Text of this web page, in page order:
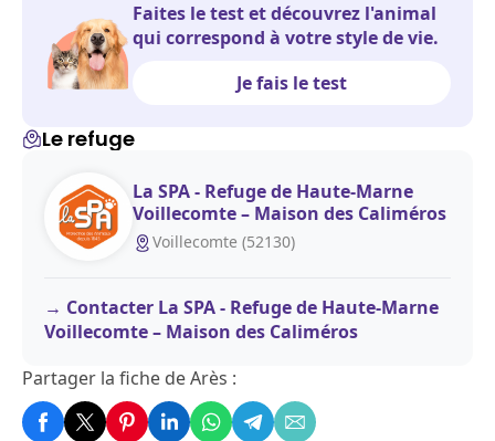
Faites le test et découvrez l'animal
qui correspond à votre style de vie.
Je fais le test
Le refuge
La SPA - Refuge de Haute-Marne
Voillecomte – Maison des Caliméros
Voillecomte (52130)
Contacter La SPA - Refuge de Haute-Marne
Voillecomte – Maison des Caliméros
Partager la fiche de Arès :